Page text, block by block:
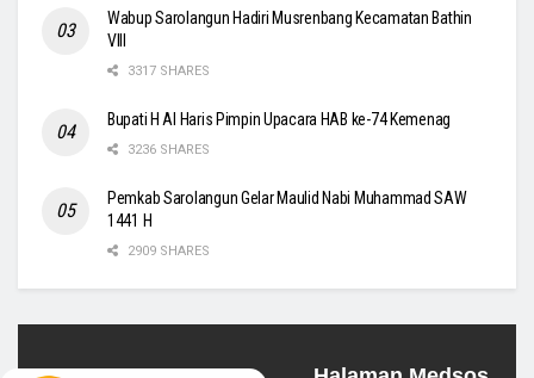
Wabup Sarolangun Hadiri Musrenbang Kecamatan Bathin
VIII
3317 SHARES
Bupati H Al Haris Pimpin Upacara HAB ke-74 Kemenag
3236 SHARES
Pemkab Sarolangun Gelar Maulid Nabi Muhammad SAW
1441 H
2909 SHARES